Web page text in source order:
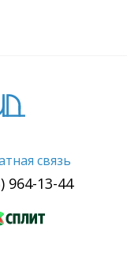
связь
964-13-44